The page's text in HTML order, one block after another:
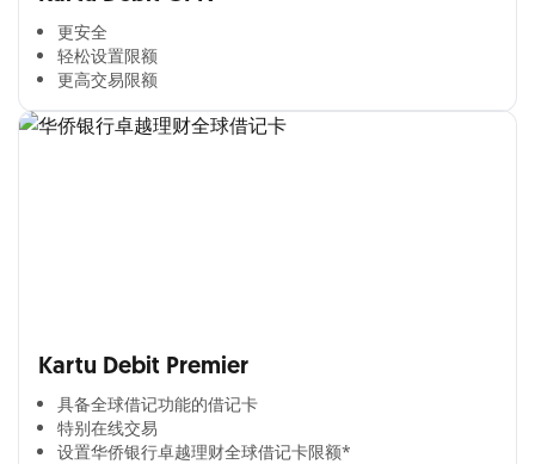
更安全​
轻松设置限额​
更高交易限额​
Kartu Debit Premier
具备全球借记功能的借记卡​
特别在线交易​
设置华侨银行卓越理财全球借记卡限额*​